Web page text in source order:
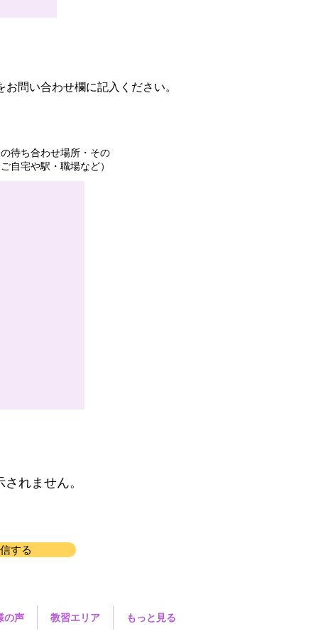
問い合わせ欄に記入ください。
待ち合わせ場所・その
自宅や駅・職場など）
れません。
する
の声 教習エリア もっと見る